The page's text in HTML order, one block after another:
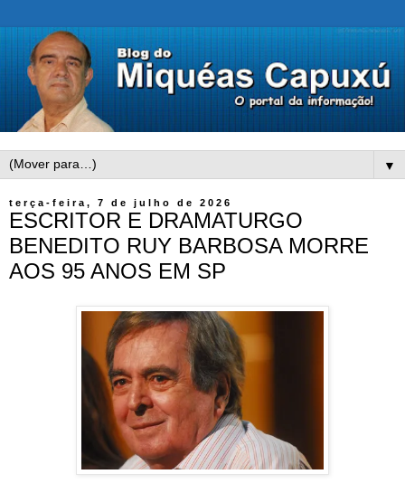
▼
terça-feira, 7 de julho de 2026
ESCRITOR E DRAMATURGO
BENEDITO RUY BARBOSA MORRE
AOS 95 ANOS EM SP